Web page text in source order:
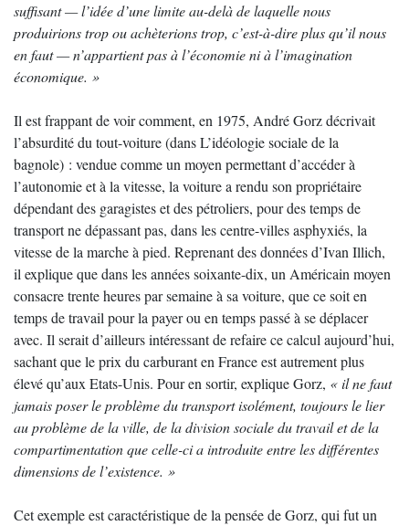
suffisant — l’idée d’une limite au-delà de laquelle nous
produirions trop ou achèterions trop, c’est-à-dire plus qu’il nous
en faut — n’appartient pas à l’économie ni à l’imagination
économique. »
Il est frappant de voir comment, en 1975, André Gorz décrivait
l’absurdité du tout-voiture (dans L’idéologie sociale de la
bagnole) : vendue comme un moyen permettant d’accéder à
l’autonomie et à la vitesse, la voiture a rendu son propriétaire
dépendant des garagistes et des pétroliers, pour des temps de
transport ne dépassant pas, dans les centre-villes asphyxiés, la
vitesse de la marche à pied. Reprenant des données d’Ivan Illich,
il explique que dans les années soixante-dix, un Américain moyen
consacre trente heures par semaine à sa voiture, que ce soit en
temps de travail pour la payer ou en temps passé à se déplacer
avec. Il serait d’ailleurs intéressant de refaire ce calcul aujourd’hui,
sachant que le prix du carburant en France est autrement plus
élevé qu’aux Etats-Unis. Pour en sortir, explique Gorz, « il ne faut
jamais poser le problème du transport isolément, toujours le lier
au problème de la ville, de la division sociale du travail et de la
compartimentation que celle-ci a introduite entre les différentes
dimensions de l’existence. »
Cet exemple est caractéristique de la pensée de Gorz, qui fut un